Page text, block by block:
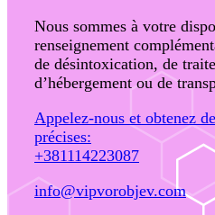
Nous sommes à votre
renseignement
de désintoxication, de
d’hébergement ou de
Appelez-nous et obtenez
précises:
+381114223087
info@vipvorobjev.com